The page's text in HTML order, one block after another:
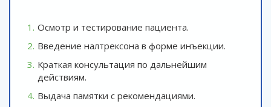
Осмотр и тестирование пациента.
Введение налтрексона в форме инъекции.
Краткая консультация по дальнейшим
действиям.
Выдача памятки с рекомендациями.